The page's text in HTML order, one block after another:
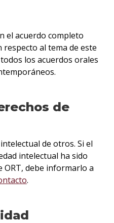
el acuerdo completo
al tema de este
los acuerdos orales
de
de otros. Si el
intelectual ha sido
ORT, debe informarlo a
.